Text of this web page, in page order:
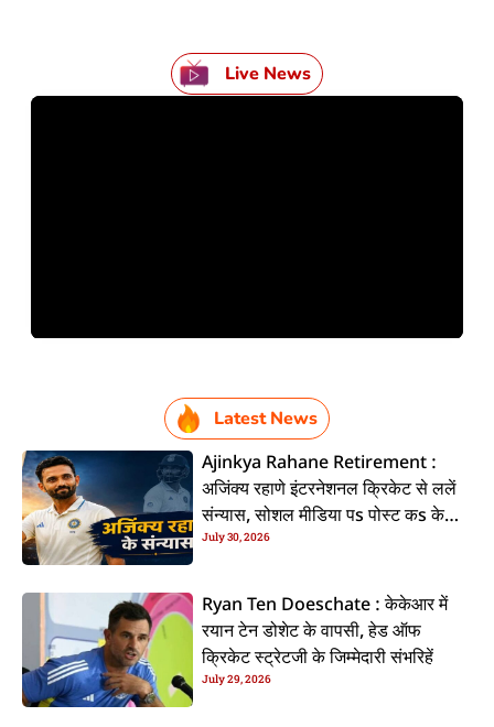
Live News
Latest News
Ajinkya Rahane Retirement :
अजिंक्य रहाणे इंटरनेशनल क्रिकेट से ललें
संन्यास, सोशल मीडिया पs पोस्ट कs के
कइलें एलान
July 30, 2026
Ryan Ten Doeschate : केकेआर में
रयान टेन डोशेट के वापसी, हेड ऑफ
क्रिकेट स्ट्रेटजी के जिम्मेदारी संभरिहें
July 29, 2026